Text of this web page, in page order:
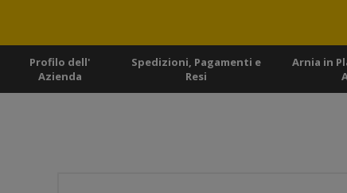
Profilo dell'
Azienda
Spedizioni, Pagamenti e
Resi
Arnia in